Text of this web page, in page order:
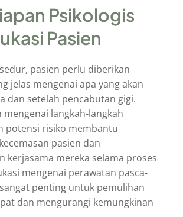
Psikologis
Pasien
pasien perlu diberikan
jelas mengenai apa yang akan
dan setelah pencabutan gigi.
mengenai langkah-langkah
potensi risiko membantu
pasien dan
kerjasama mereka selama proses
mengenai perawatan pasca-
penting untuk pemulihan
dan mengurangi kemungkinan